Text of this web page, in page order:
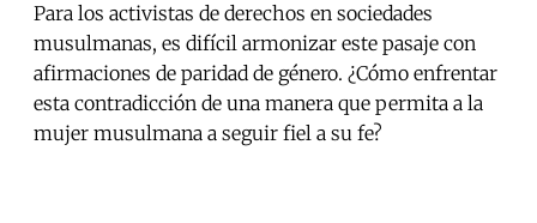
Para los activistas de derechos en sociedades
musulmanas, es difícil armonizar este pasaje con
afirmaciones de paridad de género. ¿Cómo enfrentar
esta contradicción de una manera que permita a la
mujer musulmana a seguir fiel a su fe?